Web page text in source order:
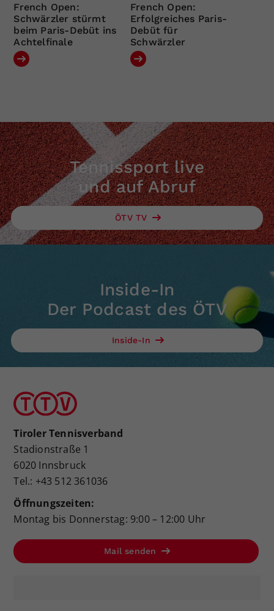
French Open:
Schwärzler stürmt
beim Paris-Debüt ins
Achtelfinale
French Open:
Erfolgreiches Paris-
Debüt für
Schwärzler
Tennissport live
und auf Abruf
ÖTV TV
Inside-In
Der Podcast des ÖTV
Inside-In
Tiroler Tennisverband
Stadionstraße 1
6020 Innsbruck
Tel.: +43 512 361036
Öffnungszeiten:
Montag bis Donnerstag: 9:00 – 12:00 Uhr
Mail senden